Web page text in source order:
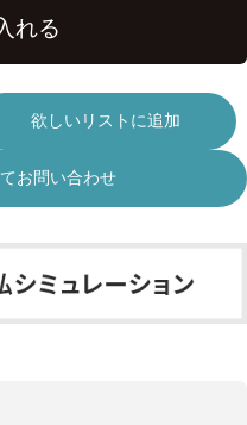
れる
欲しいリストに追加
お問い合わせ